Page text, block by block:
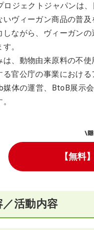
ロジェクトジャパンは
いヴィーガン商品の普
しながら、ヴィーガン
。
は、動物由来原料の不
る官公庁の事業におけ
媒体の運営、BtoB展示
\
【無料
活動内容